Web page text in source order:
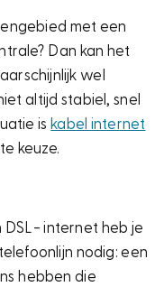
met een
Dan kan het
wel
altijd stabiel, snel
is kabel internet
keuze.
DSL- internet heb je
nodig: een
hebben die